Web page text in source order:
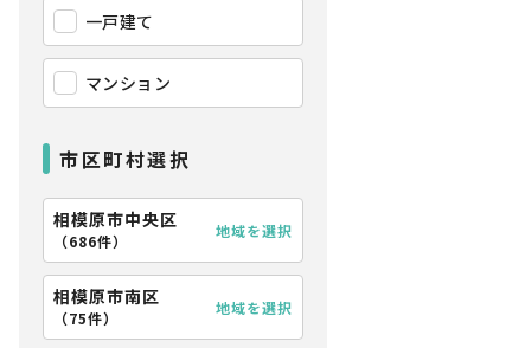
一戸建て
マンション
市区町村選択
相模原市中央区
（686件）
地域を選択
相模原市南区
（75件）
地域を選択